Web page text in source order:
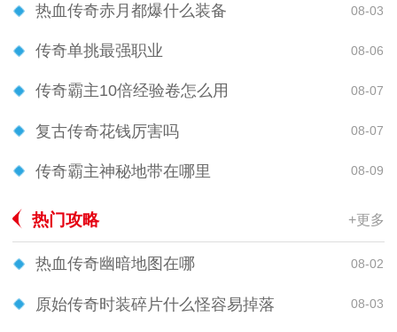
热血传奇赤月都爆什么装备 08-03
传奇单挑最强职业 08-06
传奇霸主10倍经验卷怎么用 08-07
复古传奇花钱厉害吗 08-07
传奇霸主神秘地带在哪里 08-09
热门攻略 +更多
热血传奇幽暗地图在哪 08-02
原始传奇时装碎片什么怪容易掉落 08-03